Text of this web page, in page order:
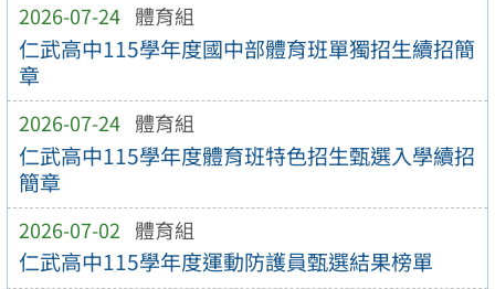
2026-07-24 體育組
仁武高中115學年度國中部體育班單獨招生續招簡
章
2026-07-24 體育組
仁武高中115學年度體育班特色招生甄選入學續招
簡章
2026-07-02 體育組
仁武高中115學年度運動防護員甄選結果榜單